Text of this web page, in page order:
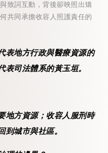
致詞互動，背後卻映照出矯
共同承擔收容人照護責任的
表地方行政與醫療資源的
司法體系的黃玉垣。
地方資源；收容人服刑時
到城市與社區。